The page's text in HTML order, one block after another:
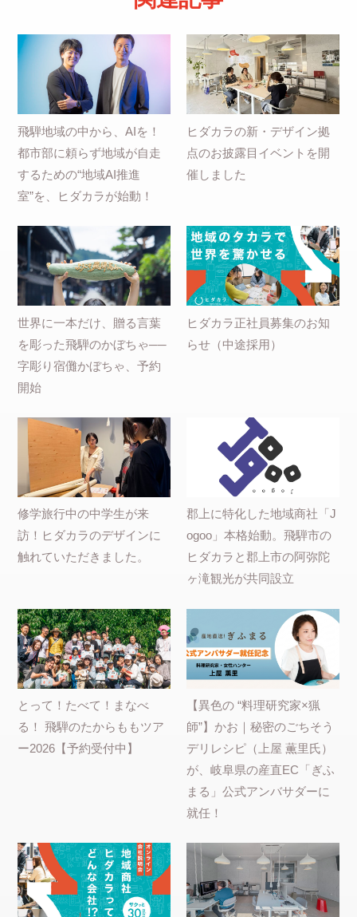
飛騨地域の中から、AIを！
都市部に頼らず地域が自走
するための“地域AI推進
室”を、ヒダカラが始動！
ヒダカラの新・デザイン拠
点のお披露目イベントを開
催しました
世界に一本だけ、贈る言葉
を彫った飛騨のかぼちゃ──
字彫り宿儺かぼちゃ、予約
開始
ヒダカラ正社員募集のお知
らせ（中途採用）
修学旅行中の中学生が来
訪！ヒダカラのデザインに
触れていただきました。
郡上に特化した地域商社「J
ogoo」本格始動。飛騨市の
ヒダカラと郡上市の阿弥陀
ヶ滝観光が共同設立
とって！たべて！まなべ
る！ 飛騨のたからももツア
ー2026【予約受付中】
【異色の “料理研究家×猟
師”】かお｜秘密のごちそう
デリレシピ（上屋 薫里氏）
が、岐阜県の産直EC「ぎふ
まる」公式アンバサダーに
就任！